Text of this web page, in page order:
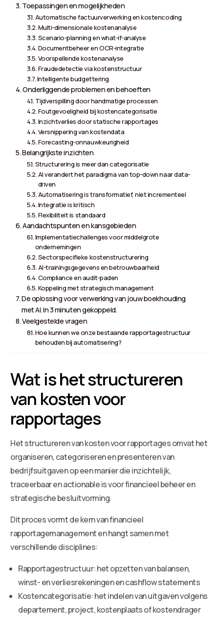
Toepassingen en mogelijkheden
Automatische factuurverwerking en kostencoding
Multi-dimensionale kostenanalyse
Scenario-planning en what-if-analyse
Documentbeheer en OCR-integratie
Voorspellende kostenanalyse
Fraudedetectie via kostenstructuur
Intelligente budgettering
Onderliggende problemen en behoeften
Tijdverspilling door handmatige processen
Foutgevoeligheid bij kostencategorisatie
Inzichtverlies door statische rapportages
Versnippering van kostendata
Forecasting-onnauwkeurigheid
Belangrijkste inzichten
Structurering is meer dan categorisatie
AI verandert het paradigma van top-down naar data-
driven
Automatisering is transformatief, niet incrementeel
Integratie is kritisch
Flexibiliteit is standaard
Aandachtspunten en kansgebieden
Implementatiechallenges voor middelgrote
ondernemingen
Sectorspecifieke kostenstructurering
AI-trainingsgegevens en betrouwbaarheid
Compliance en audit-paden
Koppeling met strategisch management
De oplossing voor verwerking van jouw boekhouding
met AI. In 3 minuten gekoppeld.
Veelgestelde vragen
Hoe kunnen we onze bestaande rapportagestructuur
behouden bij automatisering?
Wat is het structureren
van kosten voor
rapportages
Het structureren van kosten voor rapportages omvat het
organiseren, categoriseren en presenteren van
bedrijfsuitgaven op een manier die inzichtelijk,
traceerbaar en actionable is voor financieel beheer en
strategische besluitvorming.
Dit proces vormt de kern van financieel
rapportagemanagement en hangt samen met
verschillende disciplines:
Rapportagestructuur: het opzetten van balansen,
winst- en verliesrekeningen en cashflow statements
Kostencategorisatie: het indelen van uitgaven volgens
departement, project, kostenplaats of kostendrager